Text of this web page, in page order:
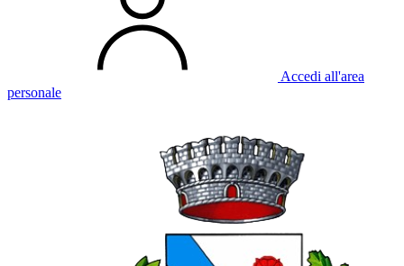
Accedi all'area
personale